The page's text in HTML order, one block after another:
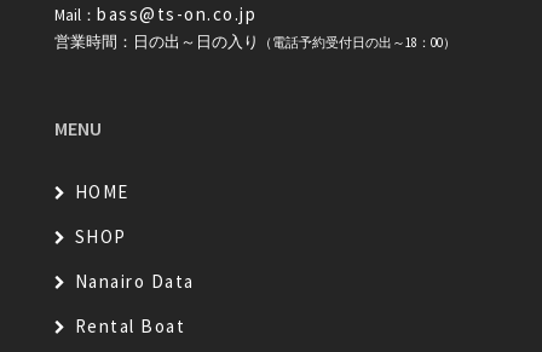
Mail： bass@ts-on.co.jp
営業時間：日の出～日の入り （電話予約受付日の出～18：00）
MENU
HOME
SHOP
Nanairo Data
Rental Boat